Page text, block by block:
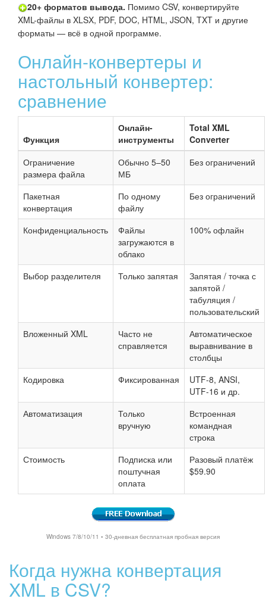
20+ форматов вывода. Помимо CSV, конвертируйте
XML-файлы в XLSX, PDF, DOC, HTML, JSON, TXT и другие
форматы — всё в одной программе.
Онлайн-конвертеры и
настольный конвертер:
сравнение
Функция
Онлайн-
инструменты
Total XML
Converter
Ограничение
размера файла
Обычно 5–50
МБ
Без ограничений
Пакетная
конвертация
По одному
файлу
Без ограничений
Конфиденциальность
Файлы
загружаются в
облако
100% офлайн
Выбор разделителя Только запятая
Запятая / точка с
запятой /
табуляция /
пользовательский
Вложенный XML
Часто не
справляется
Автоматическое
выравнивание в
столбцы
Кодировка
Фиксированная
UTF-8, ANSI,
UTF-16 и др.
Автоматизация
Только
вручную
Встроенная
командная
строка
Стоимость
Подписка или
поштучная
оплата
Разовый платёж
$59.90
Windows 7/8/10/11 • 30-дневная бесплатная пробная версия
Когда нужна конвертация
XML в CSV?